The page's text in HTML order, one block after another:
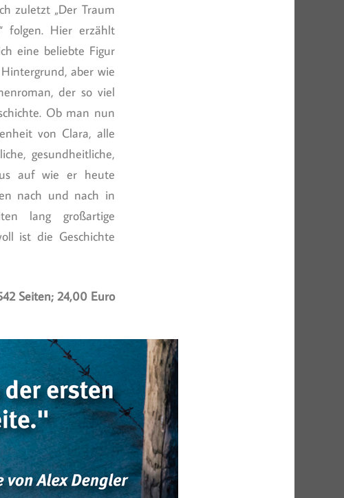
zuletzt „Der Traum
folgen. Hier erzählt
eine beliebte Figur
aber wie
der so viel
Ob man nun
von Clara, alle
gesundheitliche,
auf wie er heute
nach und nach in
lang großartige
ist die Geschichte
Seiten; 24,00 Euro